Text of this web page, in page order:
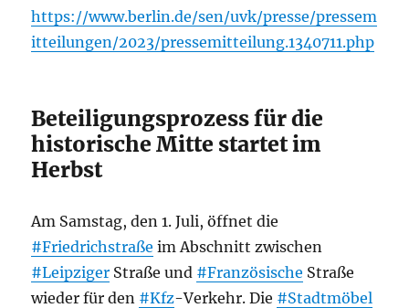
https://www.berlin.de/sen/uvk/presse/pressem
itteilungen/2023/pressemitteilung.1340711.php
Beteiligungsprozess für die
historische Mitte startet im
Herbst
Am Samstag, den 1. Juli, öffnet die
#Friedrichstraße im Abschnitt zwischen
#Leipziger Straße und #Französische Straße
wieder für den #Kfz-Verkehr. Die #Stadtmöbel